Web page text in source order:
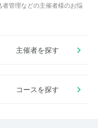
管理などの主催者様のお悩
主催者を探す
コースを探す